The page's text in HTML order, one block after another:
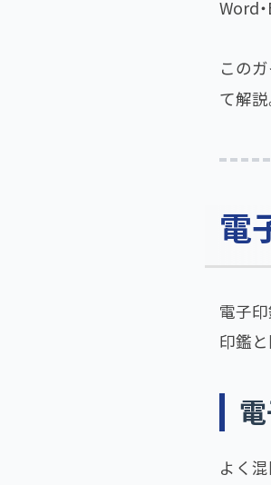
Word
このガ
て解説
電
電子
印鑑
よく混